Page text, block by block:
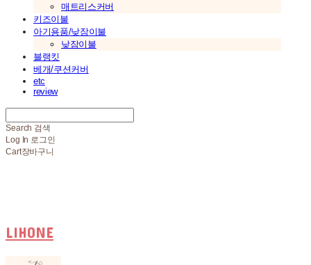
매트리스커버
키즈이불
아기용품/낮잠이불
낮잠이불
블랭킷
베개/쿠션커버
etc
review
Search 검색
Log In 로그인
Cart장바구니
LIHONE